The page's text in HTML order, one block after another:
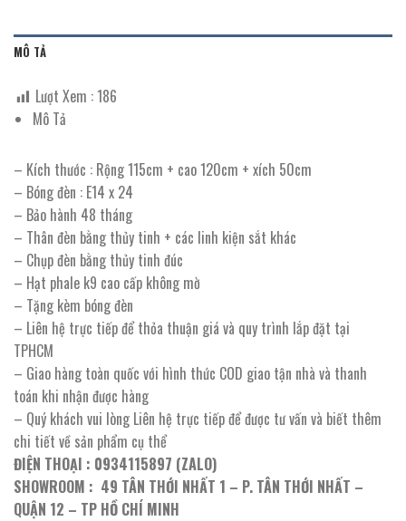
MÔ TẢ
Lượt Xem :186
Mô Tả
– Kích thước : Rộng 115cm + cao 120cm + xích 50cm
– Bóng đèn : E14 x 24
– Bảo hành 48 tháng
– Thân đèn bằng thủy tinh + các linh kiện sắt khác
– Chụp đèn bằng thủy tinh đúc
– Hạt phale k9 cao cấp không mờ
– Tặng kèm bóng đèn
– Liên hệ trực tiếp để thỏa thuận giá và quy trình lắp đặt tại
TPHCM
– Giao hàng toàn quốc với hình thức COD giao tận nhà và thanh
toán khi nhận được hàng
– Quý khách vui lòng Liên hệ trực tiếp để được tư vấn và biết thêm
chi tiết về sản phẩm cụ thể
ĐIỆN THOẠI : 0934115897 (ZALO)
SHOWROOM : 49 TÂN THỚI NHẤT 1 – P. TÂN THỚI NHẤT –
QUẬN 12 – TP HỒ CHÍ MINH